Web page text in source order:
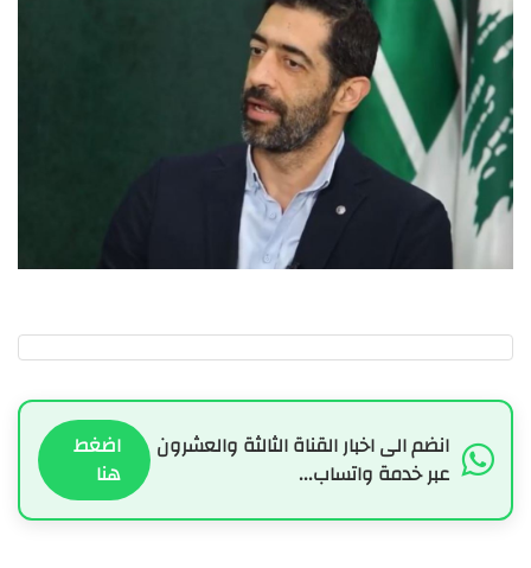
انضم الى اخبار القناة الثالثة والعشرون
عبر خدمة واتساب...
اضغط
هنا